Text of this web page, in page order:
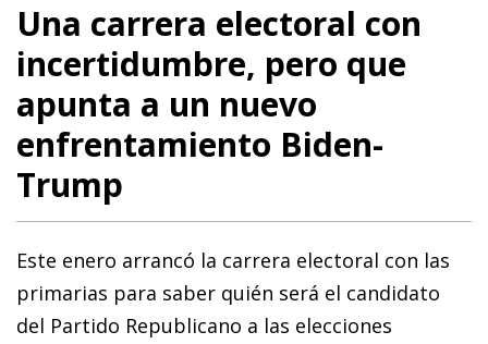
Una carrera electoral con
incertidumbre, pero que
apunta a un nuevo
enfrentamiento Biden-
Trump
Este enero arrancó la carrera electoral con las
primarias para saber quién será el candidato
del Partido Republicano a las elecciones